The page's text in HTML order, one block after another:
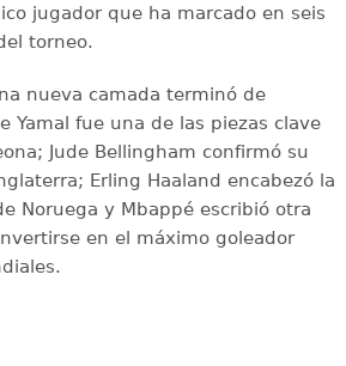
jugador que ha marcado en seis
torneo.
nueva camada terminó de
Yamal fue una de las piezas clave
Jude Bellingham confirmó su
Erling Haaland encabezó la
Noruega y Mbappé escribió otra
en el máximo goleador